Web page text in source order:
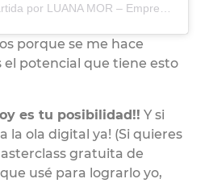
porque se me hace
el potencial que tiene esto
es tu posibilidad!! Y si
la ola digital ya! (Si quieres
gratuita de
usé para lograrlo yo,